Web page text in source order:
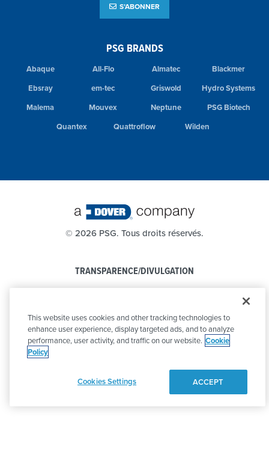
PSG BRANDS
Abaque All-Flo Almatec
Blackmer
Ebsray
em-tec Griswold
Hydro Systems
Malema
Mouvex Neptune
PSG Biotech
Quantex
Quattroflow Wilden
S’ABONNER
© 2026 PSG. Tous droits réservés.
TRANSPARENCE/DIVULGATION
CODE DE CONDUITE
This website uses cookies and other tracking technologies to
enhance user experience, display targeted ads, and to analyze
performance, user activity, and traffic on our website. Cookie
Policy
Cookies Settings ACCEPT